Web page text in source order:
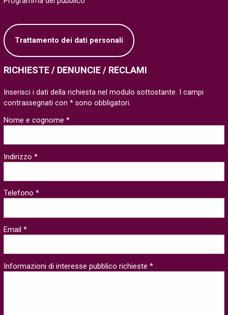
Trattamento dei dati personali
RICHIESTE / DENUNCIE / RECLAMI
Inserisci i dati della richiesta nel modulo sottostante. I campi
contrassegnati con * sono obbligatori.
Nome e cognome *
Indirizzo *
Telefono *
Email *
Informazioni di interesse pubblico richieste *